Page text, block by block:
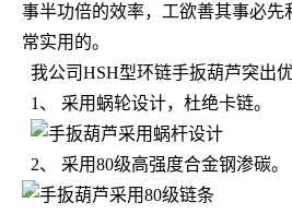
事半功倍的效率，工欲善其事必先
常实用的。
我公司HSH型环链手扳葫芦突出
1、 采用蜗轮设计，杜绝卡链。
2、 采用80级高强度合金钢渗碳。